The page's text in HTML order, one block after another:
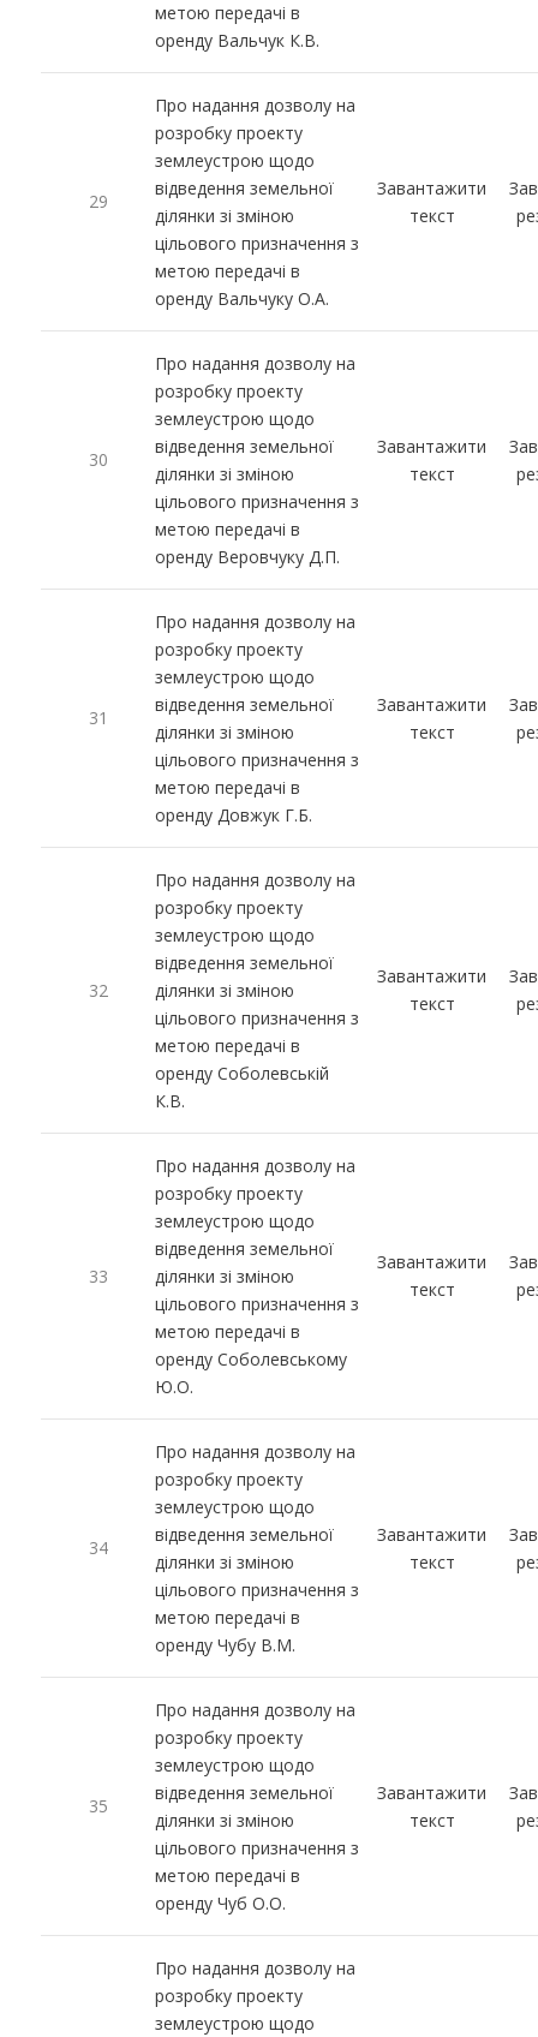
метою передачі в
оренду Вальчук К.В.
29
Про надання дозволу на
розробку проекту
землеустрою щодо
відведення земельної
ділянки зі зміною
цільового призначення з
метою передачі в
оренду Вальчуку О.А.
Завантажити
текст
30
Про надання дозволу на
розробку проекту
землеустрою щодо
відведення земельної
ділянки зі зміною
цільового призначення з
метою передачі в
оренду Веровчуку Д.П.
Завантажити
текст
31
Про надання дозволу на
розробку проекту
землеустрою щодо
відведення земельної
ділянки зі зміною
цільового призначення з
метою передачі в
оренду Довжук Г.Б.
Завантажити
текст
32
Про надання дозволу на
розробку проекту
землеустрою щодо
відведення земельної
ділянки зі зміною
цільового призначення з
метою передачі в
оренду Соболевській
К.В.
Завантажити
текст
33
Про надання дозволу на
розробку проекту
землеустрою щодо
відведення земельної
ділянки зі зміною
цільового призначення з
метою передачі в
оренду Соболевському
Ю.О.
Завантажити
текст
34
Про надання дозволу на
розробку проекту
землеустрою щодо
відведення земельної
ділянки зі зміною
цільового призначення з
метою передачі в
оренду Чубу В.М.
Завантажити
текст
35
Про надання дозволу на
розробку проекту
землеустрою щодо
відведення земельної
ділянки зі зміною
цільового призначення з
метою передачі в
оренду Чуб О.О.
Завантажити
текст
Про надання дозволу на
розробку проекту
землеустрою щодо